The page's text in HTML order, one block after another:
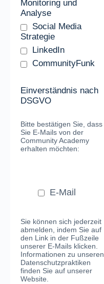
Monitoring und
Analyse
Social Media
Strategie
LinkedIn
CommunityFunk
Einverständnis nach
DSGVO
Bitte bestätigen Sie, dass
Sie E-Mails von der
Community Academy
erhalten möchten:
E-Mail
Sie können sich jederzeit
abmelden, indem Sie auf
den Link in der Fußzeile
unserer E-Mails klicken.
Informationen zu unseren
Datenschutzpraktiken
finden Sie auf unserer
Website.